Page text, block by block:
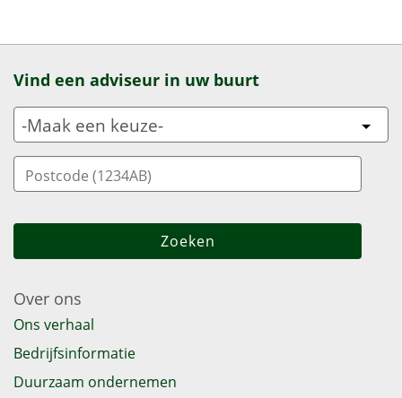
Vind een adviseur in uw buurt
Over ons
Ons verhaal
Bedrijfsinformatie
Duurzaam ondernemen